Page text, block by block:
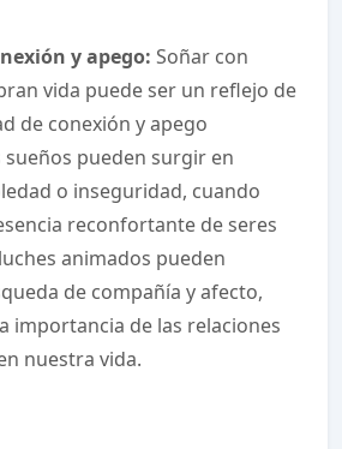
y apego: Soñar con
vida puede ser un reflejo de
de conexión y apego
sueños pueden surgir en
o inseguridad, cuando
reconfortante de seres
animados pueden
de compañía y afecto,
importancia de las relaciones
nuestra vida.